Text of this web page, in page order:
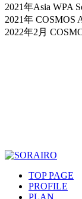
2021年Asia WPA
2021年 COSMOS
2022年2月
TOP PAGE
PROFILE
PLAN